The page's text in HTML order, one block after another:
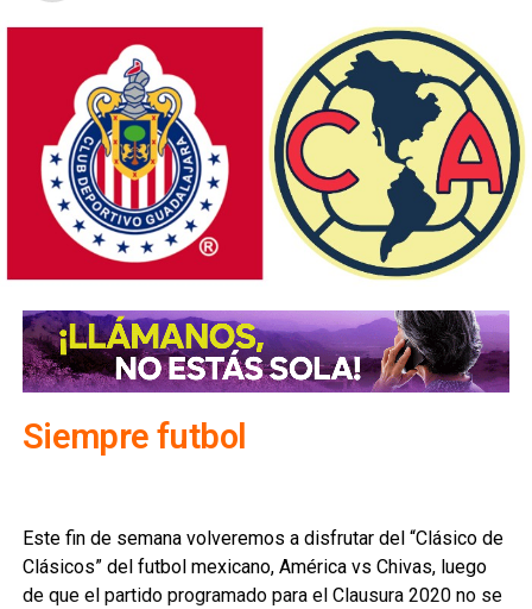
Siempre futbol
Este fin de semana volveremos a disfrutar del “Clásico de
Clásicos” del futbol mexicano, América vs Chivas, luego
de que el partido programado para el Clausura 2020 no se